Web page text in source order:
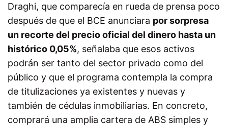
Draghi, que comparecía en rueda de prensa poco
después de que el BCE anunciara por sorpresa
un recorte del precio oficial del dinero hasta un
histórico 0,05%, señalaba que esos activos
podrán ser tanto del sector privado como del
público y que el programa contempla la compra
de titulizaciones ya existentes y nuevas y
también de cédulas inmobiliarias. En concreto,
comprará una amplia cartera de ABS simples y